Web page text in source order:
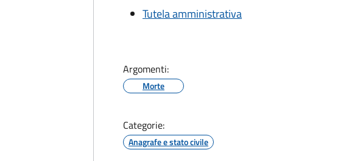
Tutela amministrativa
Argomenti:
Morte
Categorie:
Anagrafe e stato civile